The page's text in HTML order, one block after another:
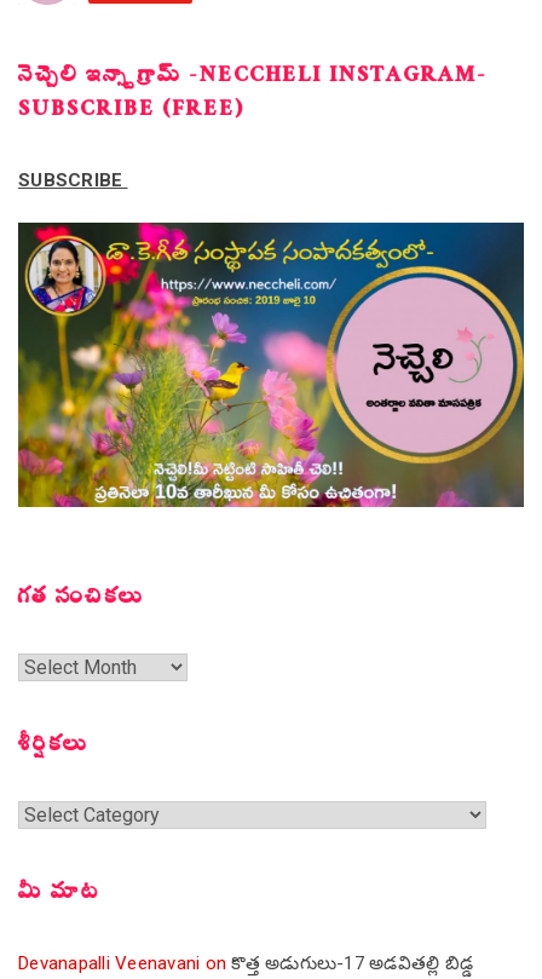
నెచ్చెలి ఇన్స్టాగ్రామ్ -NECCHELI INSTAGRAM-
SUBSCRIBE (FREE)
SUBSCRIBE
గత సంచికలు
గత
శీర్షికలు
శీర్షికలు
మీ మాట
Devanapalli Veenavani onకొత్త అడుగులు-17 అడవితల్లి బిడ్డ